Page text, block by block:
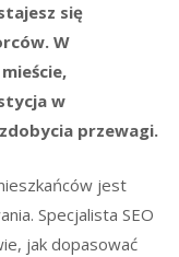
się
W
w
przewagi.
jest
Specjalista SEO
jak dopasować